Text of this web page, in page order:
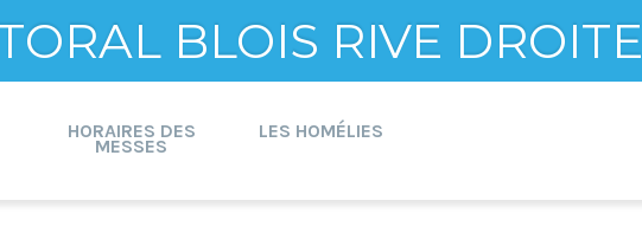
BLOIS RIVE DROITE
HORAIRES DES
MESSES
LES HOMÉLIES